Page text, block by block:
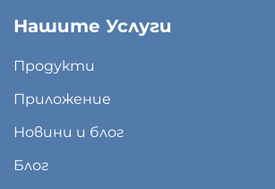
Нашите Услуги
Продукти
Приложение
Новини и блог
Блог